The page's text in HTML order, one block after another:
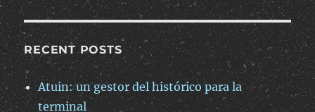
RECENT POSTS
Atuin: un gestor del histórico para la
terminal